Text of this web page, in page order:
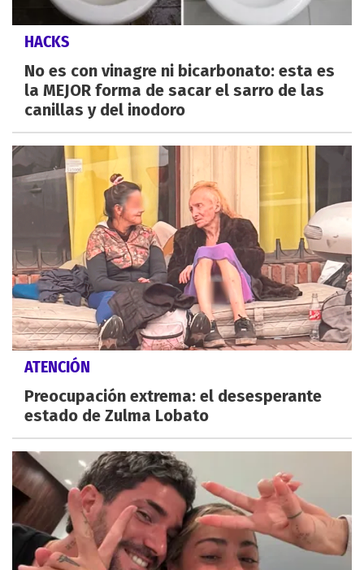
HACKS
No es con vinagre ni bicarbonato: esta es
la MEJOR forma de sacar el sarro de las
canillas y del inodoro
ATENCIÓN
Preocupación extrema: el desesperante
estado de Zulma Lobato